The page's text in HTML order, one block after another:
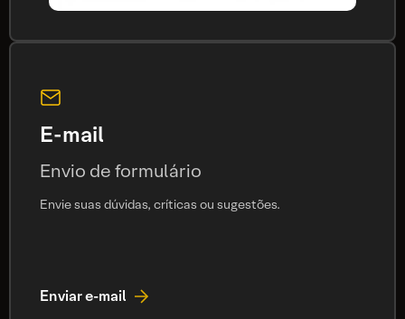
E-mail
Envio de formulário
Envie suas dúvidas, críticas ou sugestões.
Enviar e-mail